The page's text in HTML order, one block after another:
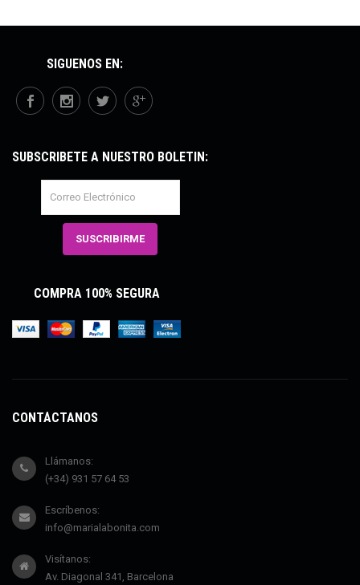
SÍGUENOS EN:
SUBSCRÍBETE A NUESTRO BOLETÍN:
COMPRA 100% SEGURA
CONTÁCTANOS
Llámanos:
(+34) 931 57 64 53
Escríbenos:
info@marialabonita.com
Visítanos:
Av. Diagonal 341, Barcelona